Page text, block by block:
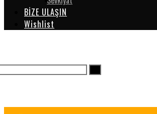
BİZE ULAŞIN
Wishlist